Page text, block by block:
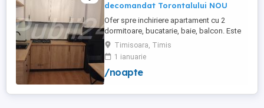
decomandat Torontalului NOU
Ofer spre inchiriere apartament cu 2
dormitoare, bucatarie, baie, balcon. Este
complet utilat si mobilat nou, clima,
internet, tv, video interfon masina de
spalat haine, lenjerii, prosoape,
consumabile. In incinta complexului de
de joaca pentru copii. Apartamentul ...
Timisoara, Timis
1 ianuarie
/noapte